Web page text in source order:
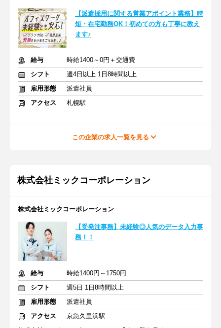
【派遣採用に関する営業アポイント業務】時
短・在宅勤務OK！初めての方も丁寧に教え
ます♪
給与
時給1400～0円＋交通費
シフト
週4日以上 1日8時間以上
雇用形態
派遣社員
アクセス
札幌駅
この企業の求人一覧を見る
株式会社ミックコーポレーション
株式会社ミックコーポレーション
【受発注事務】未経験◎人気のデータ入力事
務！！
給与
時給1400円～1750円
シフト
週5日 1日8時間以上
雇用形態
派遣社員
アクセス
京急久里浜駅